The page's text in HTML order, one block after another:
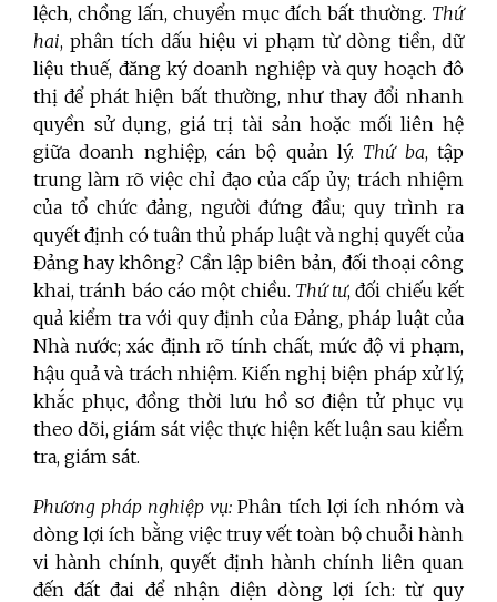
lệch, chồng lấn, chuyển mục đích bất thường. Thứ
hai, phân tích dấu hiệu vi phạm từ dòng tiền, dữ
liệu thuế, đăng ký doanh nghiệp và quy hoạch đô
thị để phát hiện bất thường, như thay đổi nhanh
quyền sử dụng, giá trị tài sản hoặc mối liên hệ
giữa doanh nghiệp, cán bộ quản lý. Thứ ba, tập
trung làm rõ việc chỉ đạo của cấp ủy; trách nhiệm
của tổ chức đảng, người đứng đầu; quy trình ra
quyết định có tuân thủ pháp luật và nghị quyết của
Đảng hay không? Cần lập biên bản, đối thoại công
khai, tránh báo cáo một chiều. Thứ tư, đối chiếu kết
quả kiểm tra với quy định của Đảng, pháp luật của
Nhà nước; xác định rõ tính chất, mức độ vi phạm,
hậu quả và trách nhiệm. Kiến nghị biện pháp xử lý,
khắc phục, đồng thời lưu hồ sơ điện tử phục vụ
theo dõi, giám sát việc thực hiện kết luận sau kiểm
tra, giám sát.
Phương pháp nghiệp vụ: Phân tích lợi ích nhóm và
dòng lợi ích bằng việc truy vết toàn bộ chuỗi hành
vi hành chính, quyết định hành chính liên quan
đến đất đai để nhận diện dòng lợi ích: từ quy